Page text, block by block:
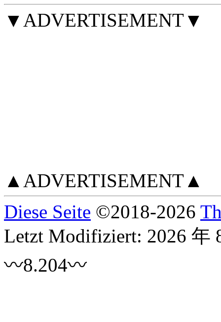
▼ADVERTISEMENT▼
▲ADVERTISEMENT▲
Diese Seite ©2018-2026
Letzt Modifiziert: 2026 年
〰8.204〰